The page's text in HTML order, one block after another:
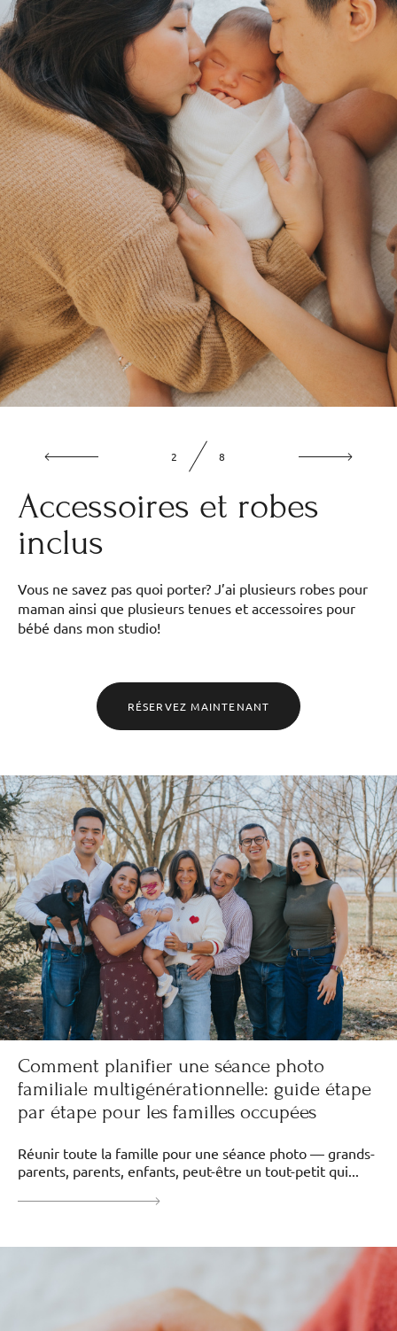
2 8
Accessoires et robes
inclus
Vous ne savez pas quoi porter? J’ai plusieurs robes pour
maman ainsi que plusieurs tenues et accessoires pour
bébé dans mon studio!
RÉSERVEZ MAINTENANT
Comment planifier une séance photo
familiale multigénérationnelle: guide étape
par étape pour les familles occupées
Réunir toute la famille pour une séance photo — grands-
parents, parents, enfants, peut-être un tout-petit qui...